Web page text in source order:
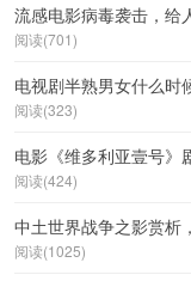
流感电影病毒袭击，
阅读(701)
电视剧半熟男女什么时
阅读(323)
电影《维多利亚壹号》
阅读(424)
中土世界战争之影赏析
阅读(1025)